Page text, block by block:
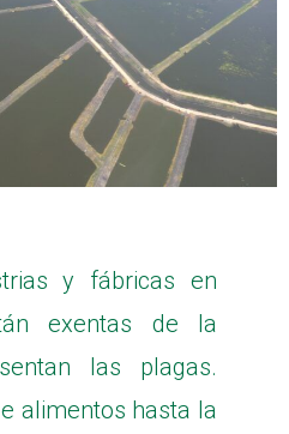
y fábricas en
exentas de la
las plagas.
alimentos hasta la